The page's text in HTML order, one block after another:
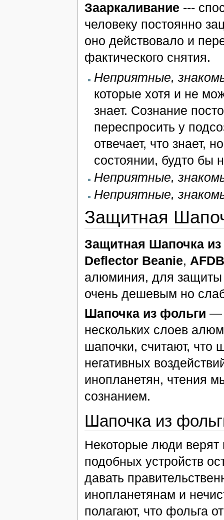
Зааркаливание ---
человеку постоянно
оно действовало и
фактического снятия.
Неприятные,
которые хотя и не
знает. Сознание
переспросить у
отвечает, что знает,
состоянии, будто бы
Неприятные,
Неприятные,
Защитная
Защитная Шапочка
Deflector Beanie, AFDB
алюминия, для защиты
очень дешевым но
Шапочка из фольги —
нескольких слоев
шапочки, считают, что
негативных
инопланетян, чтения
сознанием.
Шапочка из
Некоторые люди верят
подобных устройств
давать
инопланетянам и
полагают, что фольга